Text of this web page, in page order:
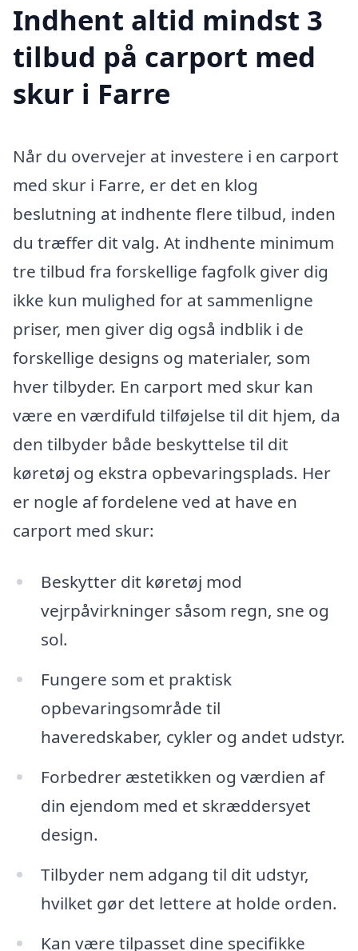
Indhent altid mindst 3
tilbud på carport med
skur i Farre
Når du overvejer at investere i en carport
med skur i Farre, er det en klog
beslutning at indhente flere tilbud, inden
du træffer dit valg. At indhente minimum
tre tilbud fra forskellige fagfolk giver dig
ikke kun mulighed for at sammenligne
priser, men giver dig også indblik i de
forskellige designs og materialer, som
hver tilbyder. En carport med skur kan
være en værdifuld tilføjelse til dit hjem, da
den tilbyder både beskyttelse til dit
køretøj og ekstra opbevaringsplads. Her
er nogle af fordelene ved at have en
carport med skur:
Beskytter dit køretøj mod
vejrpåvirkninger såsom regn, sne og
sol.
Fungere som et praktisk
opbevaringsområde til
haveredskaber, cykler og andet udstyr.
Forbedrer æstetikken og værdien af
din ejendom med et skræddersyet
design.
Tilbyder nem adgang til dit udstyr,
hvilket gør det lettere at holde orden.
Kan være tilpasset dine specifikke